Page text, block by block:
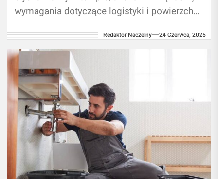
wymagania dotyczące logistyki i powierzchni
online, zwłaszcza tych,...Redaktor Naczelny 24 Czerwca, 2025